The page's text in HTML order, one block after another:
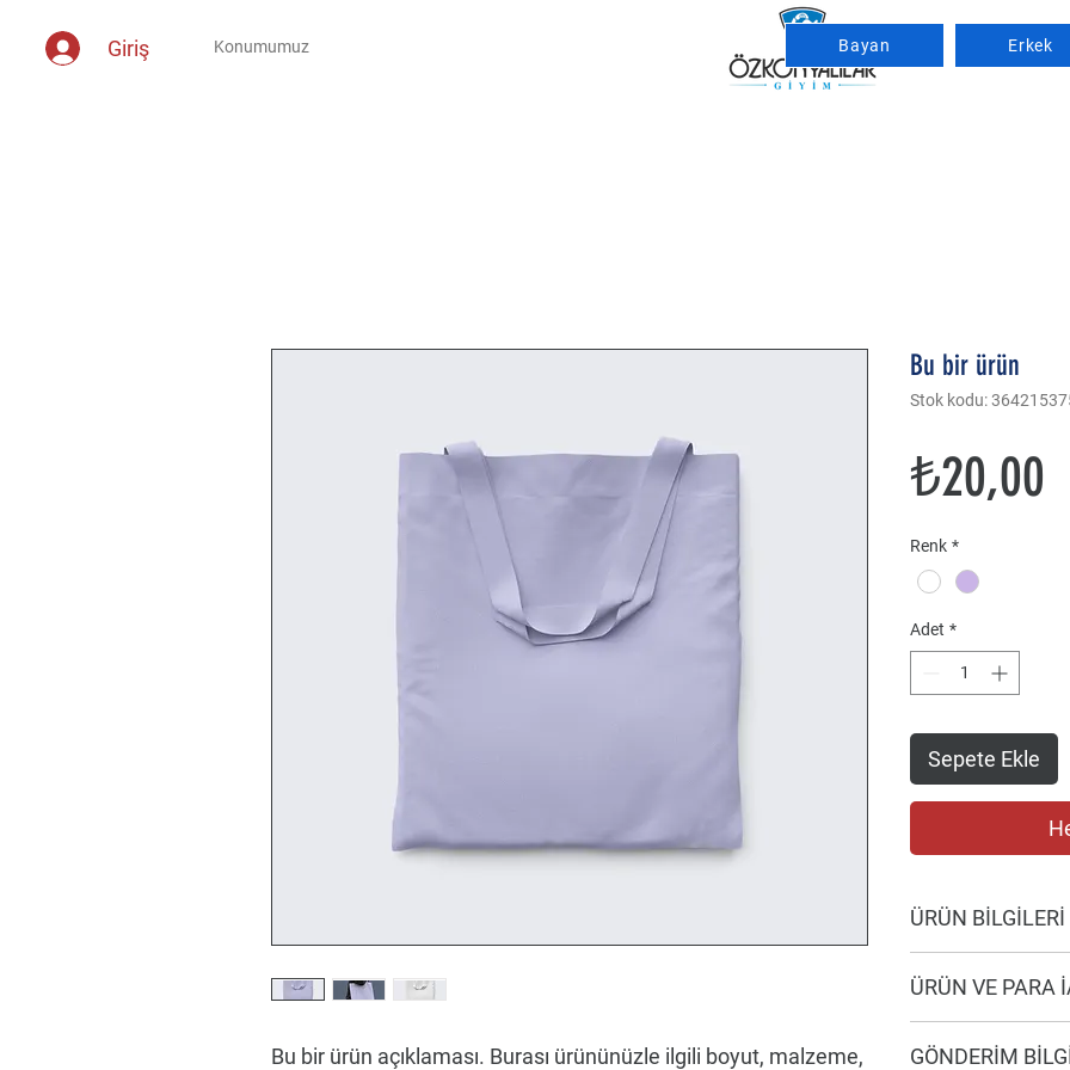
Giriş Konumumuz Bayan Erkek
Bu bir ürün açıklaması. Burası ürününüzle ilgili boyut, malzeme,
Bu bir ürün
Stok kodu:
₺20,00
Renk *
Adet *
Sepete Ekle
ÜRÜN BİLGİLERİ
talimatları gibi daha
ÜRÜN VE PARA
müşterilerinizin
GÖNDERİM